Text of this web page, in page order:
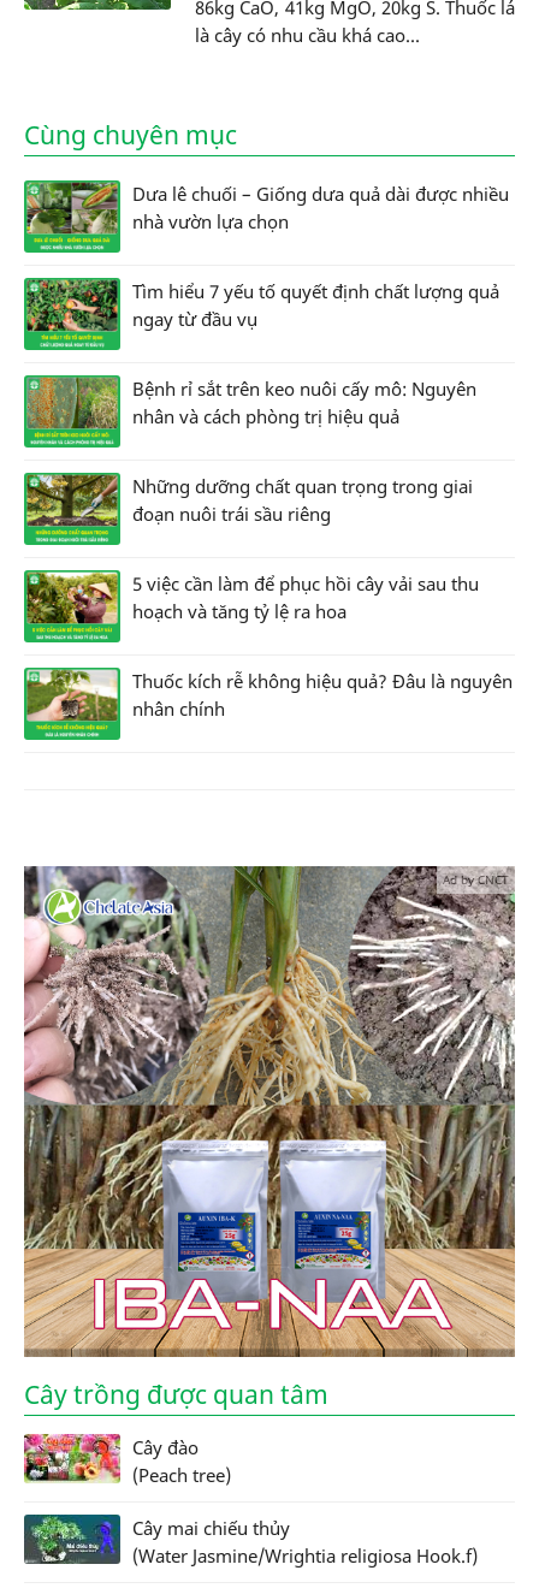
86kg CaO, 41kg MgO, 20kg S. Thuốc lá
là cây có nhu cầu khá cao...
Cùng chuyên mục
Dưa lê chuối – Giống dưa quả dài được nhiều
nhà vườn lựa chọn
Tìm hiểu 7 yếu tố quyết định chất lượng quả
ngay từ đầu vụ
Bệnh rỉ sắt trên keo nuôi cấy mô: Nguyên
nhân và cách phòng trị hiệu quả
Những dưỡng chất quan trọng trong giai
đoạn nuôi trái sầu riêng
5 việc cần làm để phục hồi cây vải sau thu
hoạch và tăng tỷ lệ ra hoa
Thuốc kích rễ không hiệu quả? Đâu là nguyên
nhân chính
Ad by CNCT
Cây trồng được quan tâm
Cây đào
(Peach tree)
Cây mai chiếu thủy
(Water Jasmine/Wrightia religiosa Hook.f)